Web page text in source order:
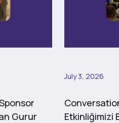
Gurur
July 3, 2026
Etkinliğimizi